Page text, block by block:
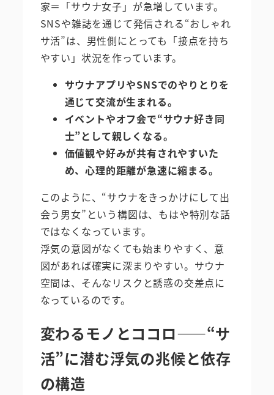
家＝「サウナ女子」が急増しています。
SNSや雑誌を通じて発信される“おしゃれ
サ活”は、男性側にとっても「接点を持ち
やすい」状況を作っています。
サウナアプリやSNSでのやりとりを
通じて交流が生まれる。
イベントやオフ会で“サウナ好き同
士”として親しくなる。
価値観や好みが共有されやすいた
め、心理的距離が急速に縮まる。
このように、“サウナをきっかけにして出
会う男女”という構図は、もはや特別な話
ではなくなっています。
浮気の意図がなくても始まりやすく、意
図があれば確実に深まりやすい。サウナ
空間は、そんなリスクと誘惑の交差点に
なっているのです。
変わるモノとココロ――“サ
活”に潜む浮気の兆候と依存
の構造